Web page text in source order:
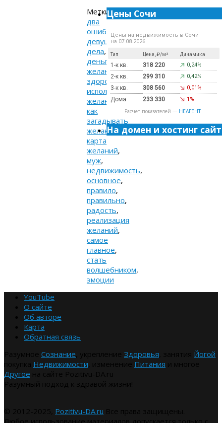
Метки:
два
ошибки ,
девушка ,
дела,
деньги
желания,
здоровье,
исполнение
желаний,
как
загадывать
желания,
карта
желаний,
муж,
недвижимость,
основное,
правило,
правильно,
радость,
реализация
желаний,
самое
главное,
стать
волшебником,
эмоции
Цены Сочи
Цены на недвижимость в Сочи
на 07.08.2026
Тип Цена, ₽/м² Динамика
1-к кв. 318 220 0,24%
2-к кв. 299 310 0,42%
3-к кв. 308 560 0,01%
Дома 233 330 1%
Расчет показателей — НЕАГЕНТ
На домен и хостинг
YouTube
О сайте
Об авторе
Карта
Обратная связь
Сознание Здоровья
Йогой
Недвижимости Питания
Другое
Pozitivu-DA.ru